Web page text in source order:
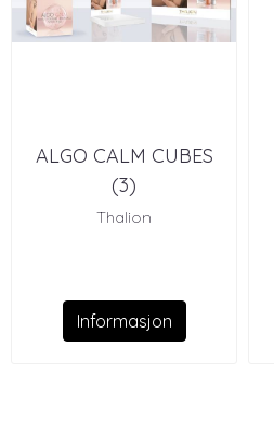
ALGO CALM CUBES
(3)
Thalion
Informasjon